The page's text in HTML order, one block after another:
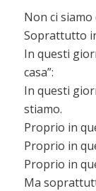
Non ci siamo
Soprattutto
In questi
casa”:
In questi
stiamo.
Proprio in
Proprio in
Proprio in
Ma